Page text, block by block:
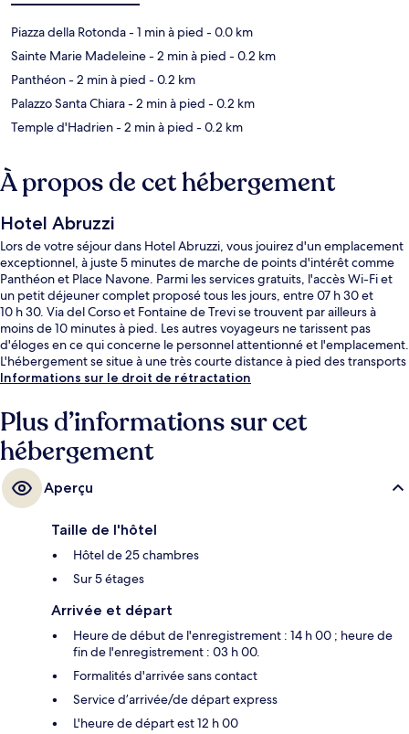
Piazza della Rotonda- 1 min à pied - 0.0 km
Sainte Marie Madeleine- 2 min à pied - 0.2 km
Panthéon- 2 min à pied - 0.2 km
Palazzo Santa Chiara- 2 min à pied - 0.2 km
Temple d'Hadrien- 2 min à pied - 0.2 km
À propos de cet hébergement
Hotel Abruzzi
Lors de votre séjour dans Hotel Abruzzi, vous jouirez d'un emplacement
exceptionnel, à juste 5 minutes de marche de points d'intérêt comme
Panthéon et Place Navone. Parmi les services gratuits, l'accès Wi-Fi et
un petit déjeuner complet proposé tous les jours, entre 07 h 30 et
10 h 30. Via del Corso et Fontaine de Trevi se trouvent par ailleurs à
moins de 10 minutes à pied. Les autres voyageurs ne tarissent pas
d'éloges en ce qui concerne le personnel attentionné et l'emplacement.
L'hébergement se situe à une très courte distance à pied des transports
publics : Arrêt de tram Venezia se trouve à 8 min et Station de tram
Informations sur le droit de rétractation
Plus d’informations sur cet
hébergement
Aperçu
Taille de l'hôtel
Hôtel de 25 chambres
Sur 5 étages
Arrivée et départ
Heure de début de l'enregistrement : 14 h 00 ; heure de
fin de l'enregistrement : 03 h 00.
Formalités d'arrivée sans contact
Service d’arrivée/de départ express
L'heure de départ est 12 h 00